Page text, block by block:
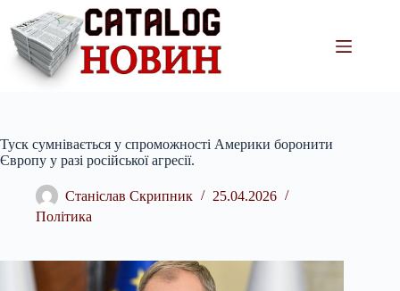
вмісту
Туск сумнівається у спроможності Америки боронити
Європу у разі російської агресії.
Станіслав Скрипник
25.04.2026
Політика